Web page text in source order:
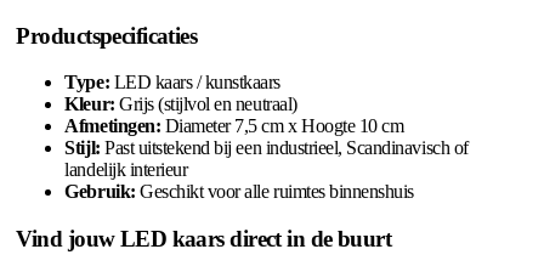
Productspecificaties
Type: LED kaars / kunstkaars
Kleur: Grijs (stijlvol en neutraal)
Afmetingen: Diameter 7,5 cm x Hoogte 10 cm
Stijl: Past uitstekend bij een industrieel, Scandinavisch of
landelijk interieur
Gebruik: Geschikt voor alle ruimtes binnenshuis
Vind jouw LED kaars direct in de buurt